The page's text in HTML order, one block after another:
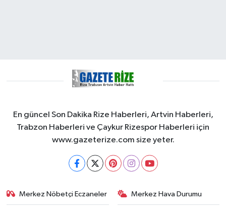
En güncel Son Dakika Rize Haberleri, Artvin Haberleri,
Trabzon Haberleri ve Çaykur Rizespor Haberleri için
www.gazeterize.com size yeter.
Merkez Nöbetçi Eczaneler Merkez Hava Durumu